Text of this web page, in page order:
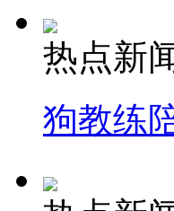
热点新
狗教练